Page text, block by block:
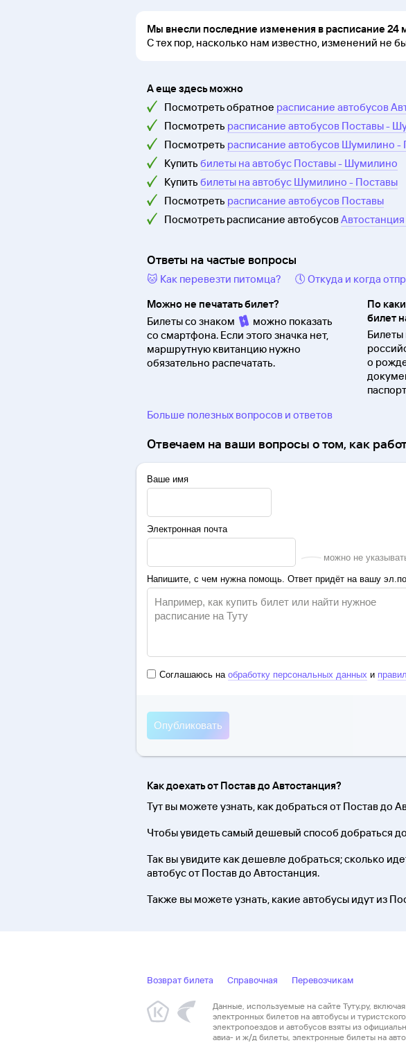
Мы внесли последние изменения в расписание 24
С тех пор, насколько нам известно, изменений не
А еще здесь можно
Посмотреть обратное расписание автобусов
Посмотреть расписание автобусов Поставы -
Посмотреть расписание автобусов Шумилино -
Купить билеты на автобус Поставы - Шумилино
Купить билеты на автобус Шумилино - Поставы
Посмотреть расписание автобусов Поставы
Посмотреть расписание автобусов
Ответы на частые вопросы
🐱 Как перевезти питомца? 🕔 Откуда и когда
Можно не печатать билет?
Билеты со знаком
можно показать
со смартфона. Если этого значка нет,
маршрутную квитанцию нужно
обязательно распечатать.
По
билет
Билеты
о
Больше полезных вопросов и ответов
Отвечаем на ваши вопросы о том, как
Ваше имя
Электронная почта
можно не
Напишите, с чем нужна помощь. Ответ придёт на вашу
Соглашаюсь на обработку персональных данных и
Как доехать от Постав до Автостанция?
Тут вы можете узнать, как добраться от Постав до
Чтобы увидеть самый дешевый способ добраться
Так вы увидите как дешевле добраться; сколько
автобус от Постав до Автостанция.
Также вы можете узнать, какие автобусы идут из
Возврат билета Справочная Перевозчикам
Данные, используемые на сайте Туту.ру,
электронных билетов на автобусы и
электропоездов и автобусов взяты из
авиа- и ж/д билеты, электронные билеты на